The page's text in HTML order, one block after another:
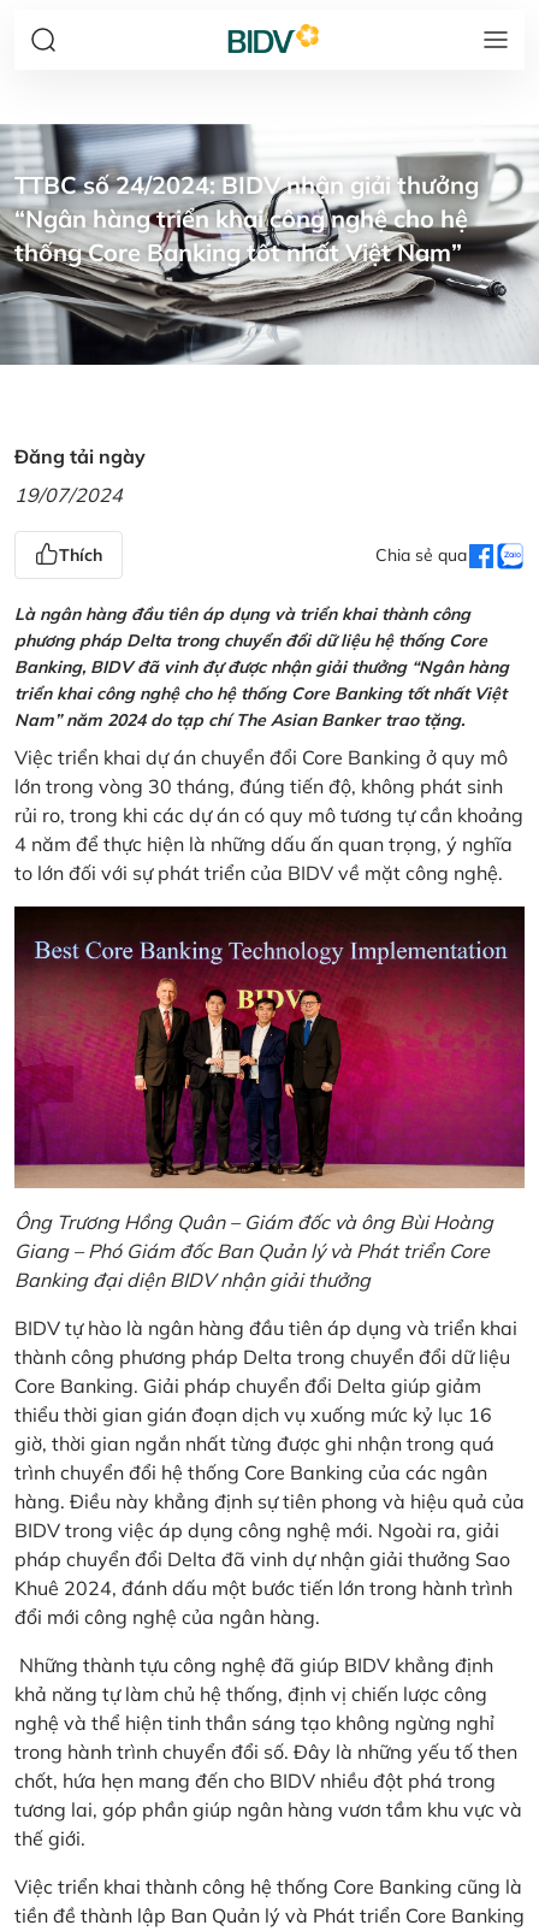
TTBC số 24/2024: BIDV nhận giải thưởng
“Ngân hàng triển khai công nghệ cho hệ
thống Core Banking tốt nhất Việt Nam”
Đăng tải ngày
19/07/2024
Thích Chia sẻ qua
Là ngân hàng đầu tiên áp dụng và triển khai thành công
phương pháp Delta trong chuyển đổi dữ liệu hệ thống Core
Banking, BIDV đã vinh đự được nhận giải thưởng “Ngân hàng
triển khai công nghệ cho hệ thống Core Banking tốt nhất Việt
Nam” năm 2024 do tạp chí The Asian Banker trao tặng.
Việc triển khai dự án chuyển đổi Core Banking ở quy mô
lớn trong vòng 30 tháng, đúng tiến độ, không phát sinh
rủi ro, trong khi các dự án có quy mô tương tự cần khoảng
4 năm để thực hiện là những dấu ấn quan trọng, ý nghĩa
to lớn đối với sự phát triển của BIDV về mặt công nghệ.
Ông Trương Hồng Quân – Giám đốc và ông Bùi Hoàng
Giang – Phó Giám đốc Ban Quản lý và Phát triển Core
Banking đại diện BIDV nhận giải thưởng
BIDV tự hào là ngân hàng đầu tiên áp dụng và triển khai
thành công phương pháp Delta trong chuyển đổi dữ liệu
Core Banking. Giải pháp chuyển đổi Delta giúp giảm
thiểu thời gian gián đoạn dịch vụ xuống mức kỷ lục 16
giờ, thời gian ngắn nhất từng được ghi nhận trong quá
trình chuyển đổi hệ thống Core Banking của các ngân
hàng. Điều này khẳng định sự tiên phong và hiệu quả của
BIDV trong việc áp dụng công nghệ mới. Ngoài ra, giải
pháp chuyển đổi Delta đã vinh dự nhận giải thưởng Sao
Khuê 2024, đánh dấu một bước tiến lớn trong hành trình
đổi mới công nghệ của ngân hàng.
Những thành tựu công nghệ đã giúp BIDV khẳng định
khả năng tự làm chủ hệ thống, định vị chiến lược công
nghệ và thể hiện tinh thần sáng tạo không ngừng nghỉ
trong hành trình chuyển đổi số. Đây là những yếu tố then
chốt, hứa hẹn mang đến cho BIDV nhiều đột phá trong
tương lai, góp phần giúp ngân hàng vươn tầm khu vực và
thế giới.
Việc triển khai thành công hệ thống Core Banking cũng là
tiền đề thành lập Ban Quản lý và Phát triển Core Banking